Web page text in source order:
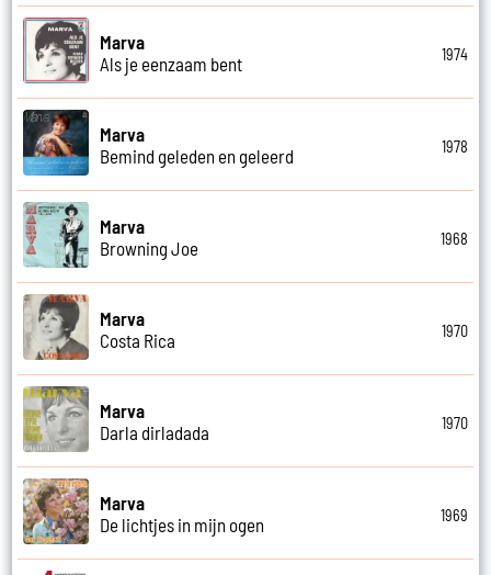
Marva
Als je eenzaam bent
1974
Marva
Bemind geleden en geleerd
1978
Marva
Browning Joe
1968
Marva
Costa Rica
1970
Marva
Darla dirladada
1970
Marva
De lichtjes in mijn ogen
1969